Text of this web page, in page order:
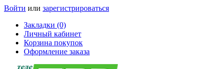
Войти или зарегистрироваться
Закладки (0)
Личный кабинет
Корзина покупок
Оформление заказа